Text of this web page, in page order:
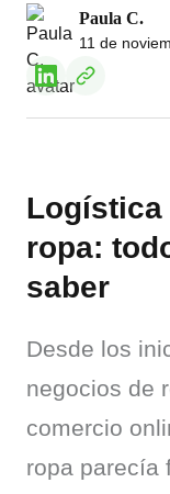
Paula C.
11 de
Logística
ropa:
saber
Desde los
negocios de
comercio
ropa parecía